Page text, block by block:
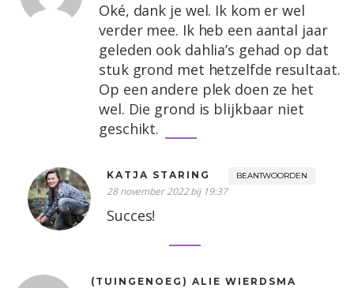
Oké, dank je wel. Ik kom er wel
verder mee. Ik heb een aantal jaar
geleden ook dahlia’s gehad op dat
stuk grond met hetzelfde resultaat.
Op een andere plek doen ze het
wel. Die grond is blijkbaar niet
geschikt.
KATJA STARING BEANTWOORDEN
28 november 2022 bij 19:37
Succes!
(TUINGENOEG) ALIE WIERDSMA